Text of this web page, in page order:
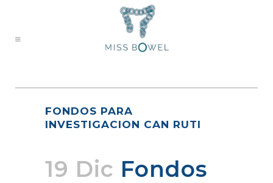
FONDOS PARA
INVESTIGACION CAN RUTI
19 Dic Fondos